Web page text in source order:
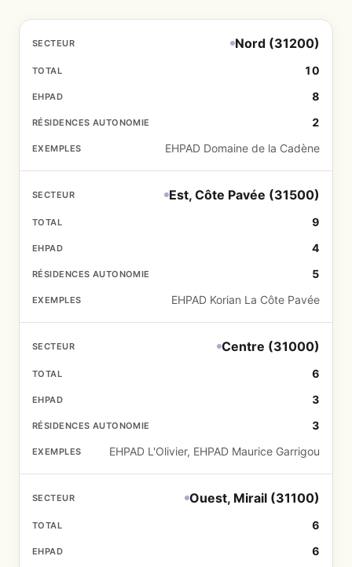
Nord (31200)
10
8
2
EHPAD Domaine de la Cadène
Est, Côte Pavée (31500)
9
4
5
EHPAD Korian La Côte Pavée
Centre (31000)
6
3
3
EHPAD L'Olivier, EHPAD Maurice Garrigou
Ouest, Mirail (31100)
6
6